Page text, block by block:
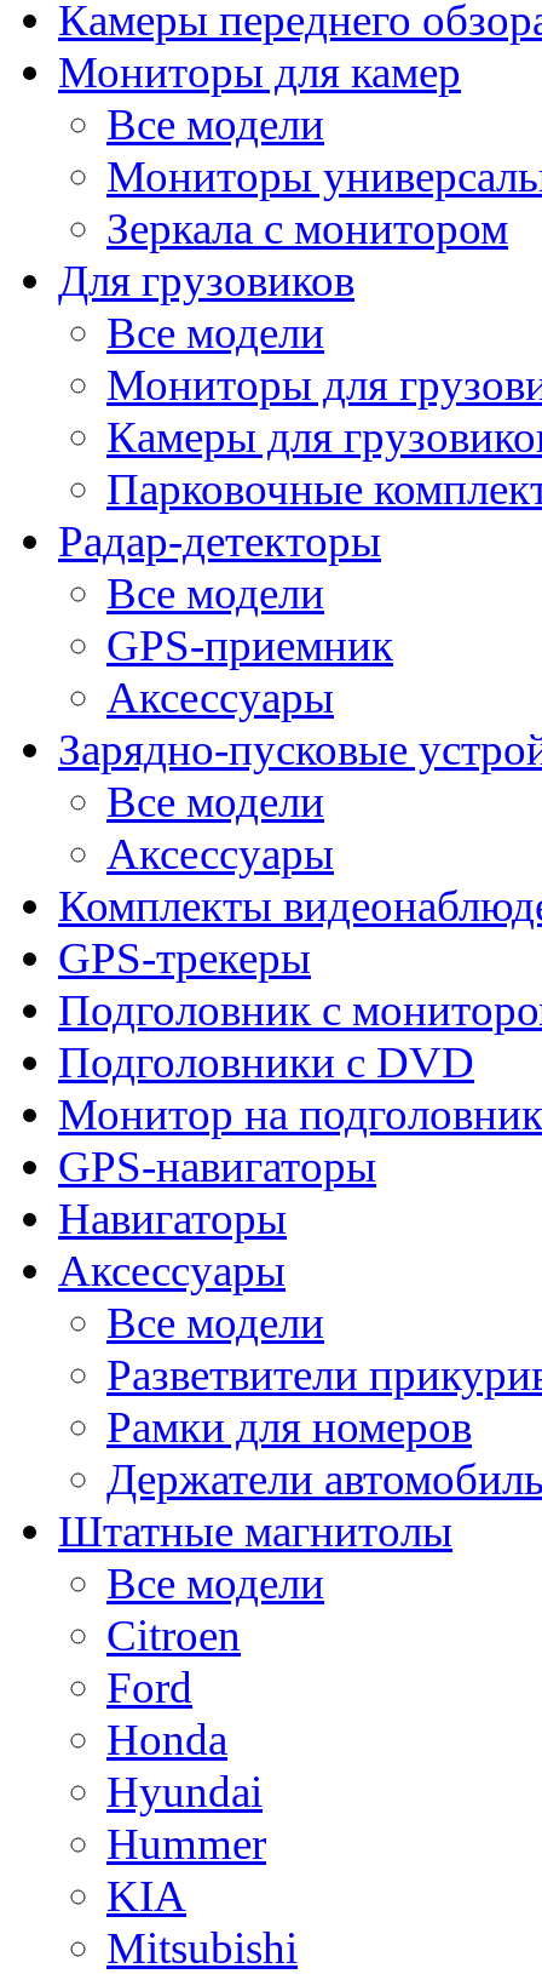
Камеры переднего
Мониторы для камер
Все модели
Мониторы
Зеркала с монитором
Для грузовиков
Все модели
Мониторы для
Камеры для
Парковочные
Радар-детекторы
Все модели
GPS-приемник
Аксессуары
Зарядно-пусковые
Все модели
Аксессуары
Комплекты
GPS-трекеры
Подголовник с
Подголовники с DVD
Монитор на подголовник
GPS-навигаторы
Навигаторы
Аксессуары
Все модели
Разветвители
Рамки для номеров
Держатели
Штатные магнитолы
Все модели
Citroen
Ford
Honda
Hyundai
Hummer
KIA
Mitsubishi